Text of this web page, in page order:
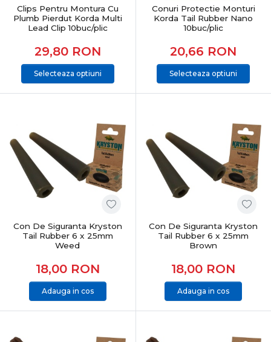
Clips Pentru Montura Cu
Plumb Pierdut Korda Multi
Lead Clip 10buc/plic
29,80 RON
Selecteaza optiuni
Conuri Protectie Monturi
Korda Tail Rubber Nano
10buc/plic
20,66 RON
Selecteaza optiuni
Con De Siguranta Kryston
Tail Rubber 6 x 25mm
Weed
18,00 RON
Adauga in cos
Con De Siguranta Kryston
Tail Rubber 6 x 25mm
Brown
18,00 RON
Adauga in cos